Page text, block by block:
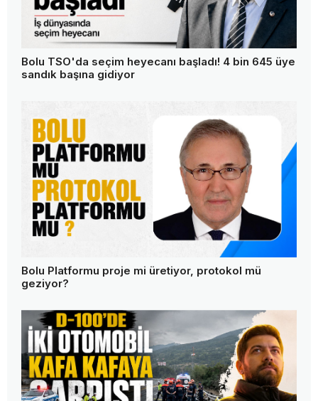
Bolu TSO'da seçim heyecanı başladı! 4 bin 645 üye
sandık başına gidiyor
Bolu Platformu proje mi üretiyor, protokol mü
geziyor?